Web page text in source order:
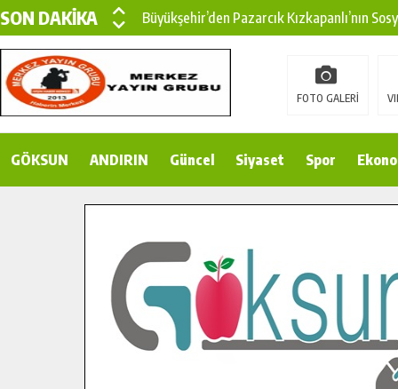
SON DAKİKA
Büyükşehir’den Pazarcık Kızkapanlı’nın
Büyükşehir’den Pazarcık Kırsalına Modern
Çin’den KSÜ’ye Uluslararası Başarı:
Gençler Pusula Maraş Kampında Yeni
İlçe Jandarma Komutanı Karakaya’dan
Bertiz’in Yeni Köprüsünde Sona Doğru.
FOTO GALERİ
GÖKSUN ANDIRIN Güncel Siyaset Spor